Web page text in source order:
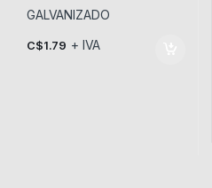
C$1.79 + IVA